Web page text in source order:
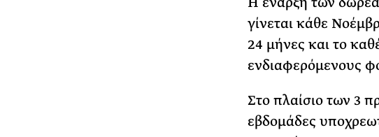
γίνεται κάθε
24 μήνες και το
ενδιαφερόμενους
Στο πλαίσιο των 3
εβδομάδες